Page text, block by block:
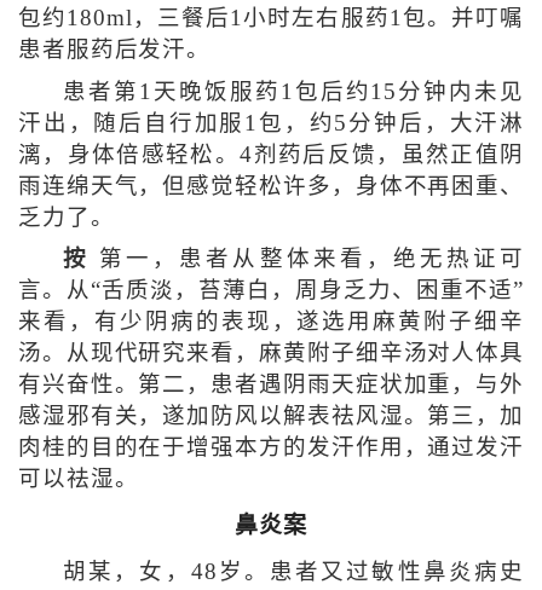
包约180ml，三餐后1小时左右服药1包。并叮嘱
患者服药后发汗。
患者第1天晚饭服药1包后约15分钟内未见
汗出，随后自行加服1包，约5分钟后，大汗淋
漓，身体倍感轻松。4剂药后反馈，虽然正值阴
雨连绵天气，但感觉轻松许多，身体不再困重、
乏力了。
按 第一，患者从整体来看，绝无热证可
言。从“舌质淡，苔薄白，周身乏力、困重不适”
来看，有少阴病的表现，遂选用麻黄附子细辛
汤。从现代研究来看，麻黄附子细辛汤对人体具
有兴奋性。第二，患者遇阴雨天症状加重，与外
感湿邪有关，遂加防风以解表祛风湿。第三，加
肉桂的目的在于增强本方的发汗作用，通过发汗
可以祛湿。
鼻炎案
胡某，女，48岁。患者又过敏性鼻炎病史